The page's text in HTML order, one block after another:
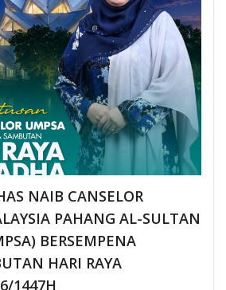
NAIB CANSELOR
PAHANG AL-SULTAN
BERSEMPENA
HARI RAYA
1447H